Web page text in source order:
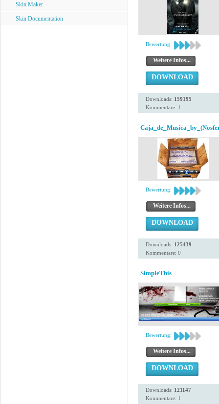
Skin Maker
Skin Documentation
Bewertung:
Weitere Infos...
DOWNLOAD
Downloads: 159195
Kommentare: 1
Bewertung:
Weitere Infos...
DOWNLOAD
Downloads: 125439
Kommentare: 0
SimpleThis
Bewertung:
Weitere Infos...
DOWNLOAD
Downloads: 121147
Kommentare: 1